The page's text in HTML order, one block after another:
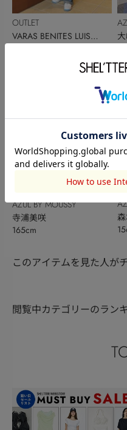
OUTLET
VARAS BENITES LUIS
AZUL BY MOUSSY
寺浦美咲
165cm
このアイテムを見た人が
閲覧中カテゴリーのラン